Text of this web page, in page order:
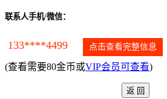
联系人手机/微信：
133****4499 点击查看完整信息
(查看需要80金币或VIP会员可查看)